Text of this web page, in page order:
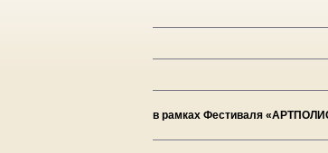
в рамках Фестиваля